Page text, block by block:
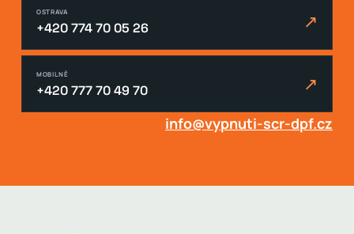
OSTRAVA
+420 774 70 05 26 ↗
MOBILNĚ
+420 777 70 49 70 ↗
info@vypnuti-scr-dpf.cz